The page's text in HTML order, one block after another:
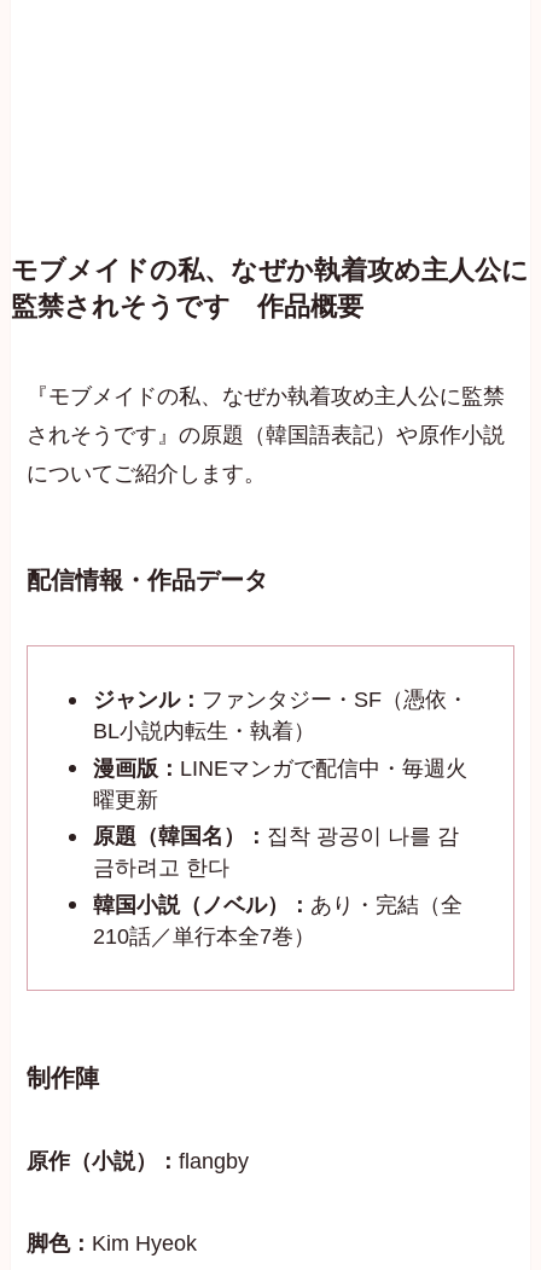
モブメイドの私、なぜか執着攻め主人公に
監禁されそうです 作品概要
『モブメイドの私、なぜか執着攻め主人公に監禁
されそうです』の原題（韓国語表記）や原作小説
についてご紹介します。
配信情報・作品データ
ジャンル： ファンタジー・SF（憑依・
BL小説内転生・執着）
漫画版： LINEマンガで配信中・毎週火
曜更新
原題（韓国名）： 집착 광공이 나를 감
금하려고 한다
韓国小説（ノベル）： あり・完結（全
210話／単行本全7巻）
制作陣
原作（小説）：flangby
脚色： Kim Hyeok